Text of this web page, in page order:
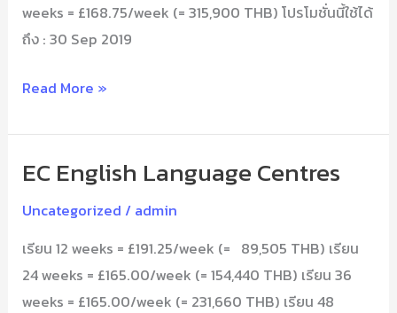
weeks = £168.75/week (= 315,900 THB) โปรโมชั่นนี้ใช้ได้
ถึง : 30 Sep 2019
Read More »
EC English Language Centres
Uncategorized / admin
เรียน 12 weeks = £191.25/week (= 89,505 THB) เรียน
24 weeks = £165.00/week (= 154,440 THB) เรียน 36
weeks = £165.00/week (= 231,660 THB) เรียน 48
EC
Language
Centres